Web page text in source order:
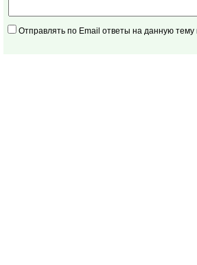
Отправлять по Email ответы на данную